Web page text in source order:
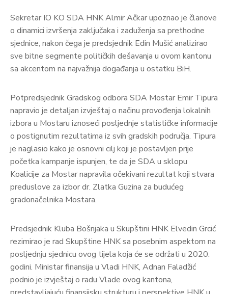
Sekretar IO KO SDA HNK Almir Ačkar upoznao je članove
o dinamici izvršenja zaključaka i zaduženja sa prethodne
sjednice, nakon čega je predsjednik Edin Mušić analizirao
sve bitne segmente političkih dešavanja u ovom kantonu
sa akcentom na najvažnija događanja u ostatku BiH.
Potpredsjednik Gradskog odbora SDA Mostar Emir Tipura
napravio je detaljan izvještaj o načinu provođenja lokalnih
izbora u Mostaru iznoseći posljednje statističke informacije
o postignutim rezultatima iz svih gradskih područja. Tipura
je naglasio kako je osnovni cilj koji je postavljen prije
početka kampanje ispunjen, te da je SDA u sklopu
Koalicije za Mostar napravila očekivani rezultat koji stvara
preduslove za izbor dr. Zlatka Guzina za budućeg
gradonačelnika Mostara.
Predsjednik Kluba Bošnjaka u Skupštini HNK Elvedin Grcić
rezimirao je rad Skupštine HNK sa posebnim aspektom na
posljednju sjednicu ovog tijela koja će se održati u 2020.
godini. Ministar finansija u Vladi HNK, Adnan Faladžić
podnio je izvještaj o radu Vlade ovog kantona,